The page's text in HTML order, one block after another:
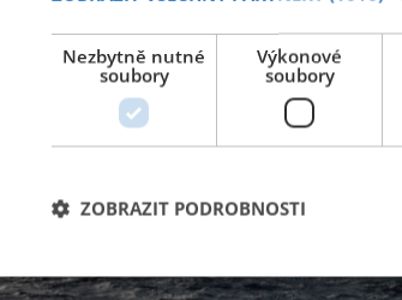
Nezbytně nutné
soubory
Výkonové
soubory
ZOBRAZIT PODROBNOSTI